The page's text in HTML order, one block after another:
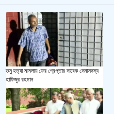
তনু হত্যা মামলায় ফের গ্রেপ্তার সাবেক সেনাসদস্য
হাফিজুর রহমান